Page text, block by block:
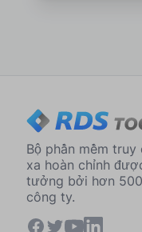
Bộ phần mềm truy
xa hoàn chỉnh
tưởng bởi hơn
công ty.